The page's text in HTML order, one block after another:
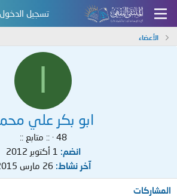
تسجيل الدخول
الأعضاء
ابو بكر علي
:: متابع :: ·48
انضم
1 أكتوبر 2012
آخر نشاط 26 مارس 2015
المشاركات